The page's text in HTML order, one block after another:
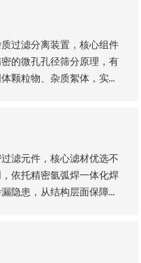
型标准与实施方法如下
过滤分离装置，核心组件
的微孔孔径筛分原理，有
颗粒物、杂质絮体，实现
，为工业化稳定生产、产
滤元件，核心滤材优选不
依托精密氩弧焊一体化焊
隐患，从结构层面保障了